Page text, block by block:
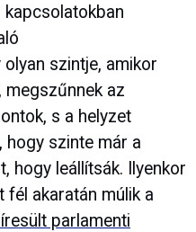
szintje, amikor
megszűnnek az
s a helyzet
hogy szinte már a
hogy leállítsák. Ilyenkor
fél akaratán múlik a
parlamenti